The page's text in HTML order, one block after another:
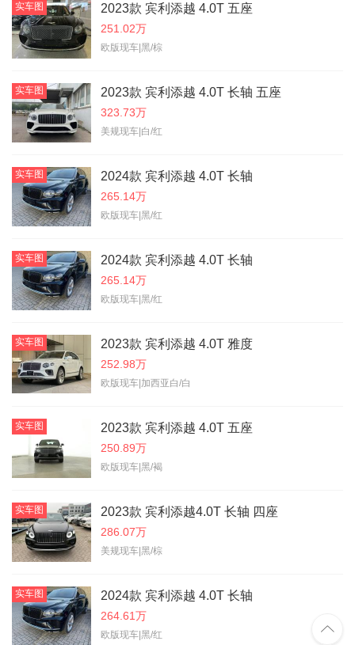
实车图 2023款 宾利添越 4.0T 五座
251.02万
欧版现车|黑/棕
实车图 2023款 宾利添越 4.0T 长轴 五座
323.73万
美规现车|白/红
实车图 2024款 宾利添越 4.0T 长轴
265.14万
欧版现车|黑/红
实车图 2024款 宾利添越 4.0T 长轴
265.14万
欧版现车|黑/红
实车图 2023款 宾利添越 4.0T 雅度
252.98万
欧版现车|加西亚白/白
实车图 2023款 宾利添越 4.0T 五座
250.89万
欧版现车|黑/褐
实车图 2023款 宾利添越4.0T 长轴 四座
286.07万
美规现车|黑/棕
实车图 2024款 宾利添越 4.0T 长轴
264.61万
欧版现车|黑/红 